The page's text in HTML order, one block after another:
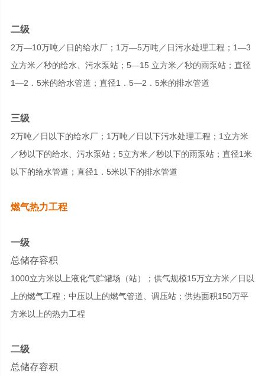
二级
2万—10万吨／日的给水厂；1万—5万吨／日污水处理工程；1—3
立方米／秒的给水、污水泵站；5—15 立方米／秒的雨泵站；直径
1—2．5米的给水管道；直径1．5—2．5米的排水管道
三级
2万吨／日以下的给水厂；1万吨／日以下污水处理工程；1立方米
／秒以下的给水、污水泵站；5立方米／秒以下的雨泵站；直径1米
以下的给水管道；直径1．5米以下的排水管道
燃气热力工程
一级
总储存容积
1000立方米以上液化气贮罐场（站）；供气规模15万立方米／日以
上的燃气工程；中压以上的燃气管道、调压站；供热面积150万平
方米以上的热力工程
二级
总储存容积